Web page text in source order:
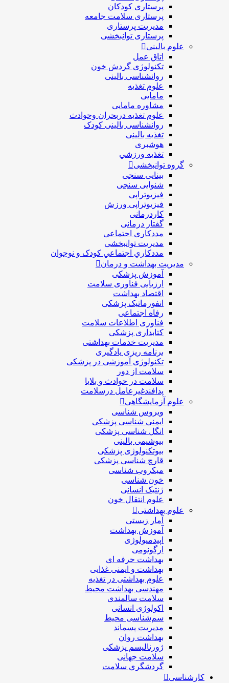
پرستاری کودکان
پرستاری سلامت جامعه
مدیریت پرستاری
پرستاری توانبخشی
علوم بالینی
اتاق عمل
تکنولوژی گردش خون
روانشناسی بالینی
علوم تغذیه
مامایی
مشاوره مامایی
علوم تغذیه دربحران وحوادث
روانشناسی بالینی کودک
تغذیه بالینی
هوشبری
تغذيه ورزشي
گروه توانبخشی
بینایی سنجی
شنوایی سنجی
فیزیوتراپی
فیزیوتراپی ورزش
کاردرمانی
گفتار درمانی
مددکاری اجتماعی
مديريت توانبخشی
مددکاري اجتماعي کودک و نوجوان
مدیریت بهداشت و درمان
آموزش پزشکی
ارزیابی فناوری سلامت
اقتصاد بهداشت
انفورماتیک پزشکی
رفاه اجتماعی
فناوری اطلاعات سلامت
کتابداری پزشکی
مديريت خدمات بهداشتی
برنامه ریزی یادگیری
تکنولوژی آموزشی در پزشکی
سلامت از دور
سلامت در حوادث و بلایا
پدافندغیرعامل درسلامت
علوم آزمایشگاهی
ویروس شناسی
ایمنی شناسی پزشكی
انگل شناسی پزشکی
بیوشیمی بالینی
بیوتکنولوژی پزشکی
قارچ شناسی پزشکی
ميكروب شناسی
خون شناسی
ژنتیک انسانی
علوم انتقال خون
علوم بهداشتی
آمار زیستی
آموزش بهداشت
اپیدمیولوژی
ارگونومی
بهداشت حرفه ای
بهداشت و ایمنی غذایی
علوم بهداشتی در تغذیه
مهندسی بهداشت محيط
سلامت سالمندی
اکولوژی انسانی
سم‌شناسی محیط
مدیریت پسماند
بهداشت روان
ژورنالیسم پزشکی
سلامت جهانی
گردشگري سلامت
کارشناسی